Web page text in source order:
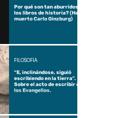
Por qué son tan aburridos
los libros de historia? (Ha
muerto Carlo Ginzburg)
“E, inclinándose, siguió
escribiendo en la tierra”.
Sobre el acto de escribir en
los Evangelios.
FILOSOFÍA